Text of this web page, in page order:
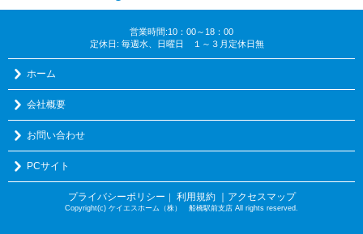
営業時間:10：00～18：00
定休日: 毎週水、日曜日 １～３月定休日無
ホーム
会社概要
お問い合わせ
PCサイト
プライバシーポリシー ｜ 利用規約 ｜アクセスマップ
Copyright(c) ケイエスホーム（株） 船橋駅前支店 All rights reserved.